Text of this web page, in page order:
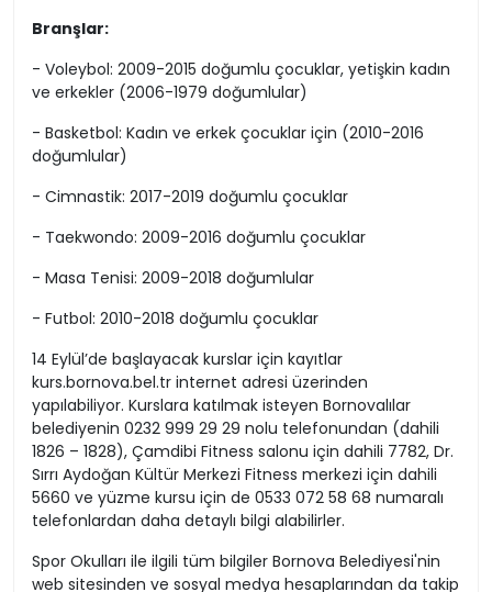
Branşlar:
- Voleybol: 2009-2015 doğumlu çocuklar, yetişkin kadın
ve erkekler (2006-1979 doğumlular)
- Basketbol: Kadın ve erkek çocuklar için (2010-2016
doğumlular)
- Cimnastik: 2017-2019 doğumlu çocuklar
- Taekwondo: 2009-2016 doğumlu çocuklar
- Masa Tenisi: 2009-2018 doğumlular
- Futbol: 2010-2018 doğumlu çocuklar
14 Eylül’de başlayacak kurslar için kayıtlar
kurs.bornova.bel.tr internet adresi üzerinden
yapılabiliyor. Kurslara katılmak isteyen Bornovalılar
belediyenin 0232 999 29 29 nolu telefonundan (dahili
1826 – 1828), Çamdibi Fitness salonu için dahili 7782, Dr.
Sırrı Aydoğan Kültür Merkezi Fitness merkezi için dahili
5660 ve yüzme kursu için de 0533 072 58 68 numaralı
telefonlardan daha detaylı bilgi alabilirler.
Spor Okulları ile ilgili tüm bilgiler Bornova Belediyesi'nin
web sitesinden ve sosyal medya hesaplarından da takip